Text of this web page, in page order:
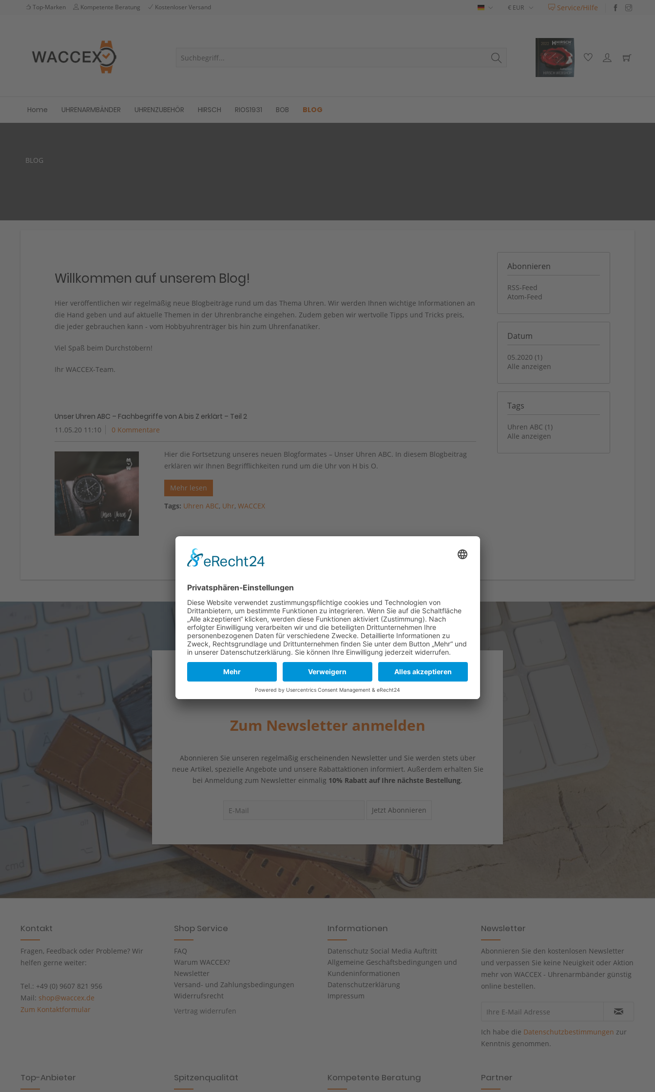
Top-Marken Kompetente Beratung Kostenloser Versand Deutsch Service/Hilfe
Home UHRENARMBÄNDER UHRENZUBEHÖR HIRSCH RIOS1931 BOB BLOG
BLOG
Abonnieren
RSS-Feed
Atom-Feed
Datum
05.2020 (1)
Alle anzeigen
Tags
Uhren ABC (1)
Alle anzeigen
Willkommen auf unserem Blog!
Hier veröffentlichen wir regelmäßig neue Blogbeiträge rund um das Thema Uhren. Wir werden Ihnen wichtige Informationen an
die Hand geben und auf aktuelle Themen in der Uhrenbranche eingehen. Zudem geben wir wertvolle Tipps und Tricks preis,
die jeder gebrauchen kann - vom Hobbyuhrenträger bis hin zum Uhrenfanatiker.
Viel Spaß beim Durchstöbern!
Ihr WACCEX-Team.
Unser Uhren ABC – Fachbegriffe von A bis Z erklärt – Teil 2
11.05.20 11:10 0 Kommentare
Hier die Fortsetzung unseres neuen Blogformates – Unser Uhren ABC. In diesem Blogbeitrag
erklären wir Ihnen Begrifflichkeiten rund um die Uhr von H bis O.
Mehr lesen
Tags: Uhren ABC, Uhr, WACCEX
Zum Newsletter anmelden
Abonnieren Sie unseren regelmäßig erscheinenden Newsletter und Sie werden stets über
neue Artikel, spezielle Angebote und unsere Rabattaktionen informiert. Außerdem erhalten Sie
bei Anmeldung zum Newsletter einmalig 10% Rabatt auf Ihre nächste Bestellung.
Jetzt Abonnieren
Kontakt
Fragen, Feedback oder Probleme? Wir
helfen gerne weiter:
Tel.: +49 (0) 9607 821 956
Mail: shop@waccex.de
Zum Kontaktformular
Shop Service
FAQ
Warum WACCEX?
Newsletter
Versand- und Zahlungsbedingungen
Widerrufsrecht
Vertrag widerrufen
Informationen
Datenschutz Social Media Auftritt
Allgemeine Geschäftsbedingungen und
Kundeninformationen
Datenschutzerklärung
Impressum
Newsletter
Abonnieren Sie den kostenlosen Newsletter
und verpassen Sie keine Neuigkeit oder Aktion
mehr von WACCEX - Uhrenarmbänder günstig
online bestellen.
Ich habe die Datenschutzbestimmungen zur
Kenntnis genommen.
Top-Anbieter Spitzenqualität Kompetente Beratung Partner